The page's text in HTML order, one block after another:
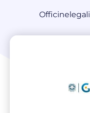
Officinelegali